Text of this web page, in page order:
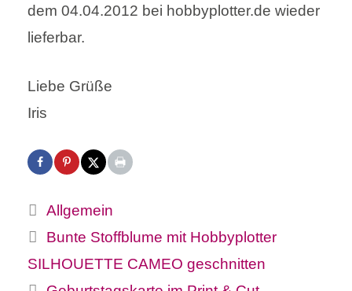
dem 04.04.2012 bei hobbyplotter.de wieder
lieferbar.
Liebe Grüße
Iris
Kategorien
Allgemein
Bunte Stoffblume mit Hobbyplotter
SILHOUETTE CAMEO geschnitten